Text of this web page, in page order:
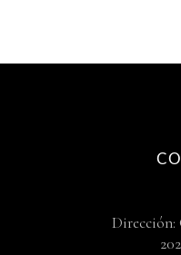
Dirección: